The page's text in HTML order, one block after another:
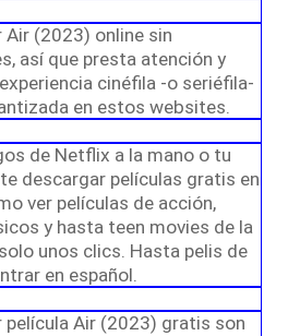
Air (2023) online sin
así que presta atención y
cinéfila -o seriéfila-
en estos websites.
de Netflix a la mano o tu
descargar películas gratis en
ver películas de acción,
y hasta teen movies de la
unos clics. Hasta pelis de
en español.
película Air (2023) gratis son